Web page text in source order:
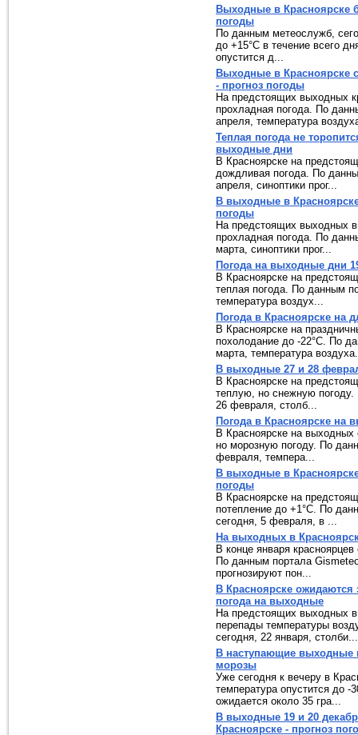
Выходные в Красноярске
погоды
По данным метеослужб,
до +15°C в течение всего
опустится д...
Выходные в Красноярске
- прогноз погоды
На предстоящих выходных
прохладная погода. По
апреля, температура
Теплая погода не
выходные дни
В Красноярске на
дождливая погода. По
апреля, синоптики прог...
В выходные в
погоды
На предстоящих выходных
прохладная погода. По
марта, синоптики прог...
Погода на выходные дни
В Красноярске на
теплая погода. По данным
температура воздух...
Погода в Красноярске на
В Красноярске на
похолодание до -22°C. По
марта, температура
В выходные 27 и 28
В Красноярске на
теплую, но снежную
26 февраля, столб...
Погода в Красноярске на
В Красноярске на выходных
но морозную погоду. По
февраля, темпера...
В выходные в
погоды
В Красноярске на
потепление до +1°C. По
сегодня, 5 февраля, в ...
На выходных в
В конце января
По данным портала
прогнозируют пон...
В Красноярске ожидаются
погода на выходные
На предстоящих выходных
перепады температуры
сегодня, 22 января, столби...
В наступающие выходные
морозы
Уже сегодня к вечеру в
температура опустится до
ожидается около 35 гра...
В выходные 19 и 20
Красноярске - прогноз